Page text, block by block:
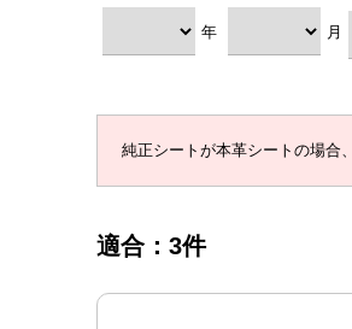
年 月
純正シートが本革シートの場合
適合：3件